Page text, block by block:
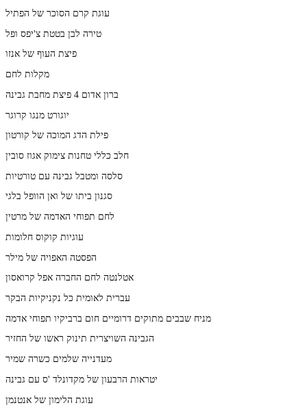
עוגת קרם הסוכר של הפתיל
טירה לבן בטטת צ'יפס ופל
פיצת העוף של אנזו
מקלות לחם
ברון אדום 4 פיצת מחבת גבינה
יוגורט מנגו קרוגר
פילת הדג המוכה של קורטון
חלב כללי טחנות צימוק אגוז סובין
סלסה ומטבל גבינה עם טורטיות
סגנון ביתו של ואן הוופל בלגי
לחם תפוחי האדמה של מרטין
עוגיות קוקוס חלומות
הפסטה האפויה של מילר
אטלנטה לחם החברה אפל קרואסון
עברית לאומית כל נקניקיות הבקר
מניח שבבים מתוקים דרומיים חום ברביקיו תפוחי אדמה
הגבינה השויצרית תינוק ראשו של החזיר
מעדנייה שלמים כשרה שמיר
יטראות הרבעון של מקדונלד 'ס עם גבינה
עוגת הלימון של אנטנמן